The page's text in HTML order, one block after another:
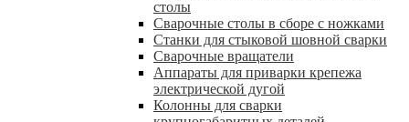
столы
Сварочные столы в сборе с ножками
Станки для стыковой шовной сварки
Сварочные вращатели
Аппараты для приварки крепежа
электрической дугой
Колонны для сварки